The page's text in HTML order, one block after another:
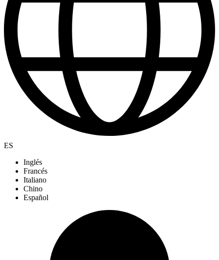
ES
Inglés
Francés
Italiano
Chino
Español